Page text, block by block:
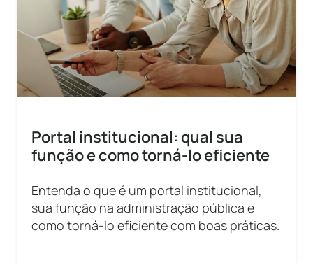
Portal institucional: qual sua
função e como torná-lo eficiente
Entenda o que é um portal institucional,
sua função na administração pública e
como torná-lo eficiente com boas práticas.